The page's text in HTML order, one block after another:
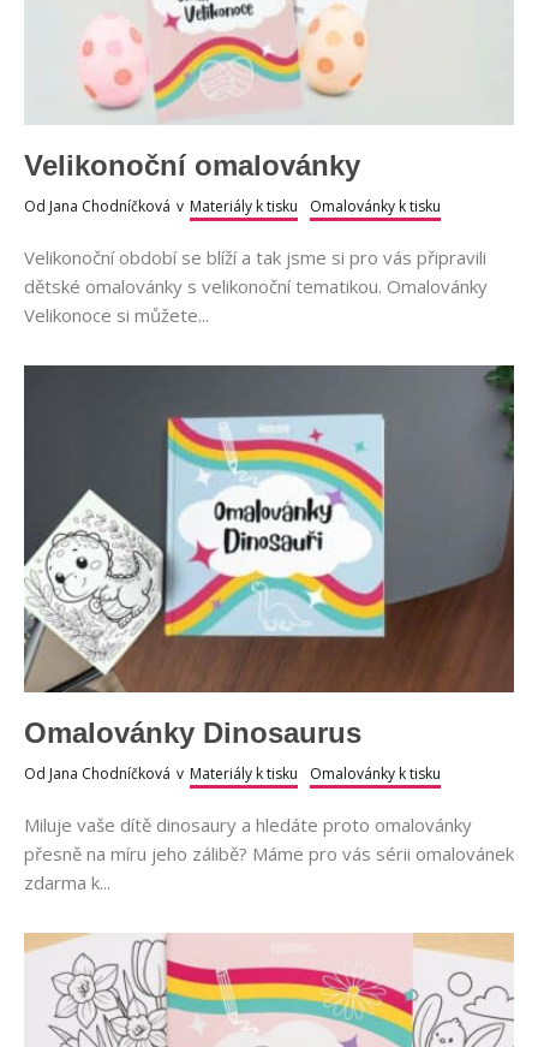
Velikonoční omalovánky
Od Jana Chodníčková v Materiály k tisku Omalovánky k tisku
Velikonoční období se blíží a tak jsme si pro vás připravili
dětské omalovánky s velikonoční tematikou. Omalovánky
Velikonoce si můžete...
Omalovánky Dinosaurus
Od Jana Chodníčková v Materiály k tisku Omalovánky k tisku
Miluje vaše dítě dinosaury a hledáte proto omalovánky
přesně na míru jeho zálibě? Máme pro vás sérii omalovánek
zdarma k...